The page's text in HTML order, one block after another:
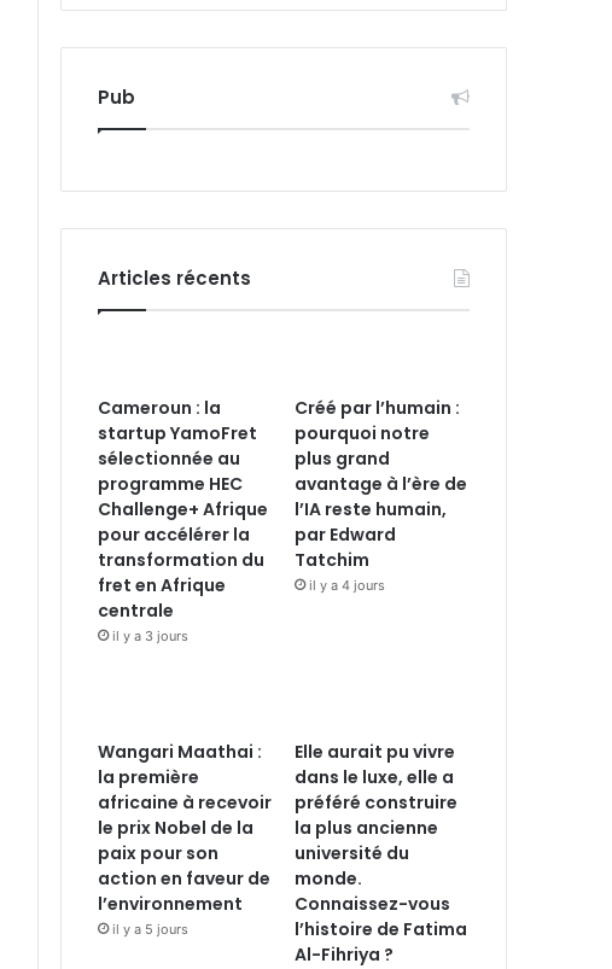
Pub
Articles récents
Cameroun : la
startup YamoFret
sélectionnée au
programme HEC
Challenge+ Afrique
pour accélérer la
transformation du
fret en Afrique
centrale
il y a 3 jours
Créé par l’humain :
pourquoi notre
plus grand
avantage à l’ère de
l’IA reste humain,
par Edward
Tatchim
il y a 4 jours
Wangari Maathai :
la première
africaine à recevoir
le prix Nobel de la
paix pour son
action en faveur de
l’environnement
il y a 5 jours
Elle aurait pu vivre
dans le luxe, elle a
préféré construire
la plus ancienne
université du
monde.
Connaissez-vous
l’histoire de Fatima
Al-Fihriya ?